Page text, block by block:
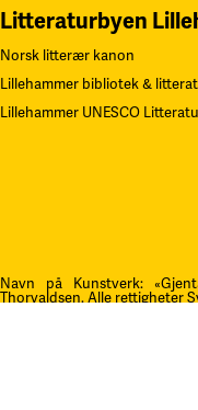
Litteraturbyen
Norsk litterær kanon
Lillehammer bibliotek &
Lillehammer UNESCO
Navn på Kunstverk:
Thorvaldsen. Alle rettigheter